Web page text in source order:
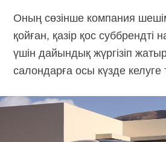
Оның сөзінше компания
қойған, қазір қос суббрендті
үшін дайындық жүргізіп
салондарға осы күзде келуге